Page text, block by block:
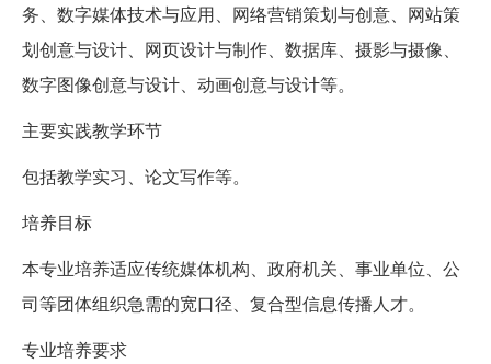
务、数字媒体技术与应用、网络营销策划与创意、网站策
划创意与设计、网页设计与制作、数据库、摄影与摄像、
数字图像创意与设计、动画创意与设计等。
主要实践教学环节
包括教学实习、论文写作等。
培养目标
本专业培养适应传统媒体机构、政府机关、事业单位、公
司等团体组织急需的宽口径、复合型信息传播人才。
专业培养要求